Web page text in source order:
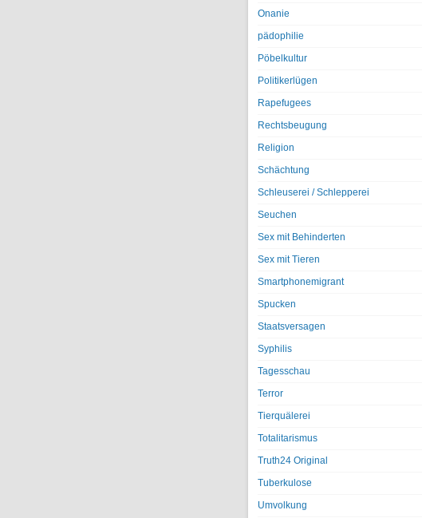
Onanie
pädophilie
Pöbelkultur
Politikerlügen
Rapefugees
Rechtsbeugung
Religion
Schächtung
Schleuserei / Schlepperei
Seuchen
Sex mit Behinderten
Sex mit Tieren
Smartphonemigrant
Spucken
Staatsversagen
Syphilis
Tagesschau
Terror
Tierquälerei
Totalitarismus
Truth24 Original
Tuberkulose
Umvolkung